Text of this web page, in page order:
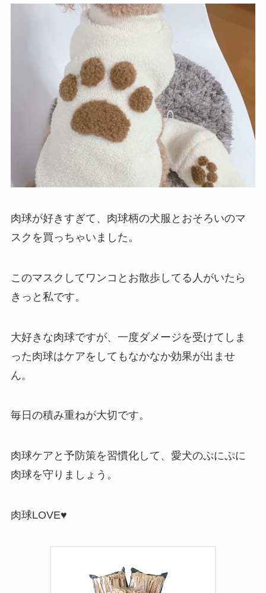
肉球が好きすぎて、肉球柄の犬服とおそろいのマ
スクを買っちゃいました。
このマスクしてワンコとお散歩してる人がいたら
きっと私です。
大好きな肉球ですが、一度ダメージを受けてしま
った肉球はケアをしてもなかなか効果が出ませ
ん。
毎日の積み重ねが大切です。
肉球ケアと予防策を習慣化して、愛犬のぷにぷに
肉球を守りましょう。
肉球LOVE♥